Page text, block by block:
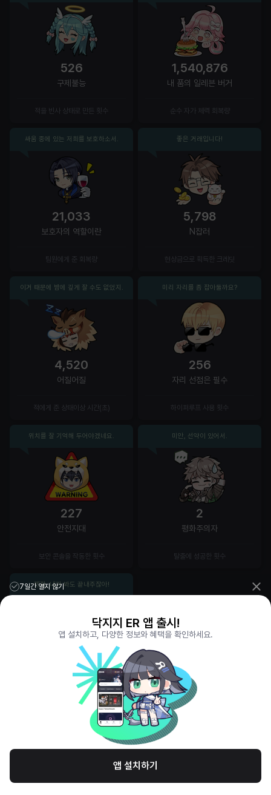
526
구제불능
적을 빈사 상태로 만든 횟수
1,540,876
내 품의 일레븐 버거
순수 자가 체력 회복량
싸움 중에 있는 저희를 보호하소서.
21,033
보호자의 역할이란
팀원에게 준 회복량
좋은 거래입니다!
5,798
N잡러
현상금으로 획득한 크레딧
이거 때문에 밤에 깊게 잘 수도 없었지.
4,520
어질어질
적에게 준 상태이상 시간(초)
미리 자리를 좀 잡아둘까요?
256
자리 선점은 필수
하이퍼루프 사용 횟수
위치를 잘 기억해 두어야겠네요.
227
안전지대
보안 콘솔을 작동한 횟수
미안, 선약이 있어서.
2
평화주의자
탈출에 성공한 횟수
젠장, 내가 봐도 끝내주잖아!
26
초월적인 능력
초월 아이템을 장착한 게임 수
하이라이트 매치
7일간 열지 않기
닥지지 ER 앱 출시!
앱 설치하고, 다양한 정보와 혜택을 확인하세요.
앱 설치하기